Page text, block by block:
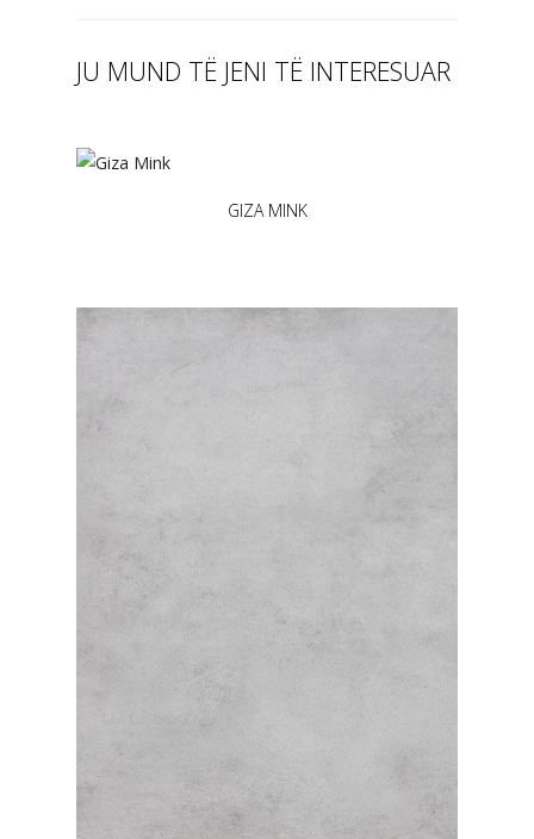
JU MUND TË JENI TË INTERESUAR
GIZA MINK